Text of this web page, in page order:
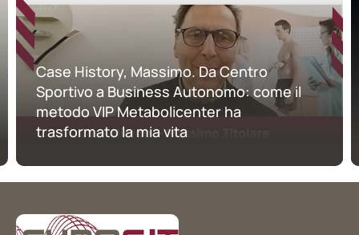
Case History, Massimo. Da Centro
Sportivo a Business Autonomo: come il
metodo VIP Metabolicenter ha
trasformato la mia vita